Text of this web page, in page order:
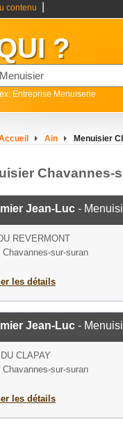
contenu
?
ex: Entreprise Menuiserie
Ain Menuisier
Chavannes-
Jean-Luc -
REVERMONT
Chavannes-sur-suran
les détails
Jean-Luc -
CLAPAY
Chavannes-sur-suran
les détails